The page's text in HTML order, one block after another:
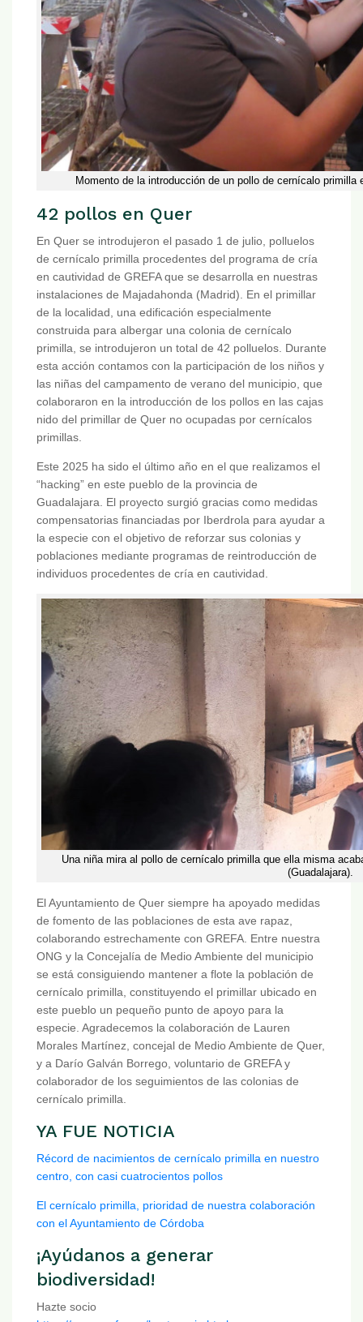
Momento de la introducción de un pollo de cernícalo primilla
42 pollos en Quer
En Quer se introdujeron el pasado 1 de julio, polluelos
de cernícalo primilla procedentes del programa de cría
en cautividad de GREFA que se desarrolla en nuestras
instalaciones de Majadahonda (Madrid). En el primillar
de la localidad, una edificación especialmente
construida para albergar una colonia de cernícalo
primilla, se introdujeron un total de 42 polluelos. Durante
esta acción contamos con la participación de los niños y
las niñas del campamento de verano del municipio, que
colaboraron en la introducción de los pollos en las cajas
nido del primillar de Quer no ocupadas por cernícalos
primillas.
Este 2025 ha sido el último año en el que realizamos el
“hacking” en este pueblo de la provincia de
Guadalajara. El proyecto surgió gracias como medidas
compensatorias financiadas por Iberdrola para ayudar a
la especie con el objetivo de reforzar sus colonias y
poblaciones mediante programas de reintroducción de
individuos procedentes de cría en cautividad.
Una niña mira al pollo de cernícalo primilla que ella misma
(Guadalajara).
El Ayuntamiento de Quer siempre ha apoyado medidas
de fomento de las poblaciones de esta ave rapaz,
colaborando estrechamente con GREFA. Entre nuestra
ONG y la Concejalía de Medio Ambiente del municipio
se está consiguiendo mantener a flote la población de
cernícalo primilla, constituyendo el primillar ubicado en
este pueblo un pequeño punto de apoyo para la
especie. Agradecemos la colaboración de Lauren
Morales Martínez, concejal de Medio Ambiente de Quer,
y a Darío Galván Borrego, voluntario de GREFA y
colaborador de los seguimientos de las colonias de
cernícalo primilla.
YA FUE NOTICIA
Récord de nacimientos de cernícalo primilla en nuestro
centro, con casi cuatrocientos pollos
El cernícalo primilla, prioridad de nuestra colaboración
con el Ayuntamiento de Córdoba
¡Ayúdanos a generar
biodiversidad!
Hazte socio